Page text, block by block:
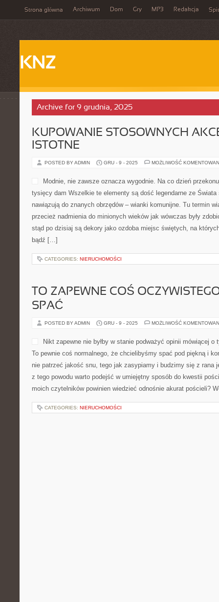
Strona główna Archiwum Dom Gry MP3 Redakcja
KNZ
Archive for 9 grudnia, 2025
KUPOWANIE STOSOWNYCH
ISTOTNE
POSTED BY ADMIN GRU - 9 - 2025 MOŻLIWOŚĆ
Modnie, nie zawsze oznacza wygodnie. Na co dzień
tysięcy dam Wszelkie te elementy są dość legendarne ze
nawiązują do znanych obrzędów – wianki komunijne. Tu termin
przecież nadmienia do minionych wieków jak wówczas były
stąd po dzisiaj są dekory jako ozdoba miejsc świętych, na
bądź […]
CATEGORIES: NIERUCHOMOŚCI
TO ZAPEWNE COŚ
SPAĆ
POSTED BY ADMIN GRU - 9 - 2025 MOŻLIWOŚĆ
Nikt zapewne nie byłby w stanie podważyć opinii mówiącej
To pewnie coś normalnego, że chcielibyśmy spać pod piękną i
nie patrzeć jakość snu, tego jak zasypiamy i budzimy się z rana
z tego powodu warto podejść w umiejętny sposób do kwestii
moich czytelników powinien wiedzieć odnośnie akurat pościeli?
CATEGORIES: NIERUCHOMOŚCI